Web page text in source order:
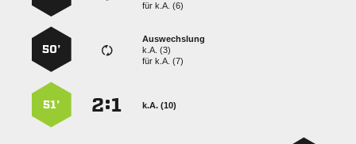
fürk.A. (6)
Auswechslung
k.A. (3)
fürk.A. (7)
50’
k.A. (10)
:
51’